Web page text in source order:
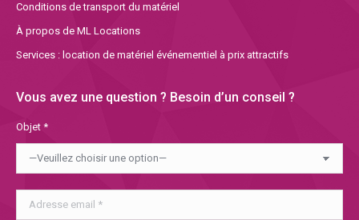
Conditions de transport du matériel
À propos de ML Locations
Services : location de matériel événementiel à prix attractifs
Vous avez une question ? Besoin d’un conseil ?
Objet *